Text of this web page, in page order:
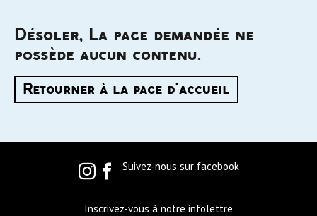
Désoler, La page demandée ne
possède aucun contenu.
Retourner à la page d'accueil
Suivez-nous sur facebook
Inscrivez-vous à notre infolettre